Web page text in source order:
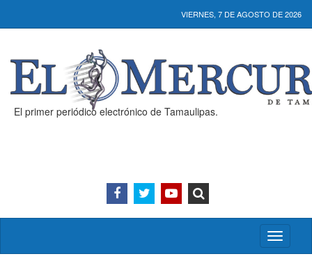
VIERNES, 7 DE AGOSTO DE 2026
El primer periódico electrónico de Tamaulipas.
Activar/
menú